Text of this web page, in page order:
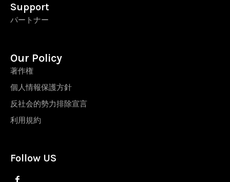
Support
パートナー
Our Policy
著作権
個人情報保護方針
反社会的勢力排除宣言
利用規約
Follow US